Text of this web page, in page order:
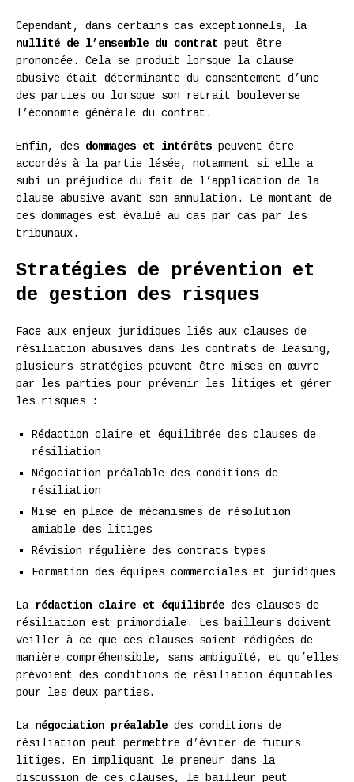
Cependant, dans certains cas exceptionnels, la
nullité de l’ensemble du contrat peut être
prononcée. Cela se produit lorsque la clause
abusive était déterminante du consentement d’une
des parties ou lorsque son retrait bouleverse
l’économie générale du contrat.
Enfin, des dommages et intérêts peuvent être
accordés à la partie lésée, notamment si elle a
subi un préjudice du fait de l’application de la
clause abusive avant son annulation. Le montant de
ces dommages est évalué au cas par cas par les
tribunaux.
Stratégies de prévention et
de gestion des risques
Face aux enjeux juridiques liés aux clauses de
résiliation abusives dans les contrats de leasing,
plusieurs stratégies peuvent être mises en œuvre
par les parties pour prévenir les litiges et gérer
les risques :
Rédaction claire et équilibrée des clauses de
résiliation
Négociation préalable des conditions de
résiliation
Mise en place de mécanismes de résolution
amiable des litiges
Révision régulière des contrats types
Formation des équipes commerciales et juridiques
La rédaction claire et équilibrée des clauses de
résiliation est primordiale. Les bailleurs doivent
veiller à ce que ces clauses soient rédigées de
manière compréhensible, sans ambiguïté, et qu’elles
prévoient des conditions de résiliation équitables
pour les deux parties.
La négociation préalable des conditions de
résiliation peut permettre d’éviter de futurs
litiges. En impliquant le preneur dans la
discussion de ces clauses, le bailleur peut